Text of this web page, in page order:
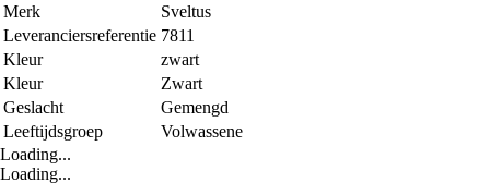
Merk
Sveltus
Leveranciersreferentie 7811
Kleur
zwart
Kleur
Zwart
Geslacht
Gemengd
Leeftijdsgroep
Volwassene
Loading...
Loading...